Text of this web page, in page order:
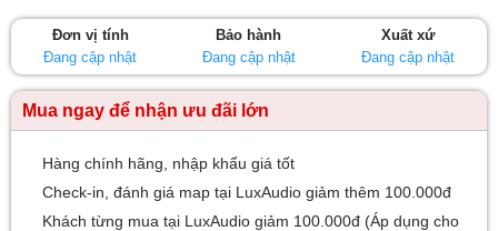
5
Đơn vị tính
Đang cập nhật
Bảo hành
Đang cập nhật
Xuất xứ
Đang cập nhật
Mua ngay để nhận ưu đãi lớn
Hàng chính hãng, nhập khẩu giá tốt
Check-in, đánh giá map tại LuxAudio giảm thêm 100.000đ
Khách từng mua tại LuxAudio giảm 100.000đ (Áp dụng cho